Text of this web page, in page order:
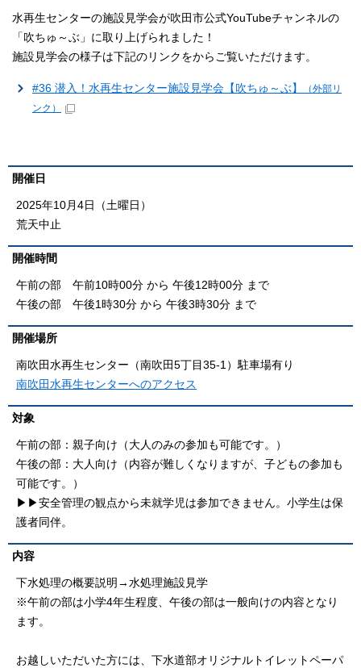
水再生センターの施設見学会が吹田市公式YouTubeチャンネルの
「吹ちゅ～ぶ」に取り上げられました！
施設見学会の様子は下記のリンクをからご覧いただけます。
#36 潜入！水再生センター施設見学会【吹ちゅ～ぶ】
（外部リ
ンク）
開催日
2025年10月4日（土曜日）
荒天中止
開催時間
午前の部 午前10時00分 から 午後12時00分 まで
午後の部 午後1時30分 から 午後3時30分 まで
開催場所
南吹田水再生センター（南吹田5丁目35-1）駐車場有り
南吹田水再生センターへのアクセス
対象
午前の部：親子向け（大人のみの参加も可能です。）
午後の部：大人向け（内容が難しくなりますが、子どもの参加も
可能です。）
▶▶安全管理の観点から未就学児は参加できません。小学生は保
護者同伴。
内容
下水処理の概要説明→水処理施設見学
※午前の部は小学4年生程度、午後の部は一般向けの内容となり
ます。
お越しいただいた方には、下水道部オリジナルトイレットペーパ